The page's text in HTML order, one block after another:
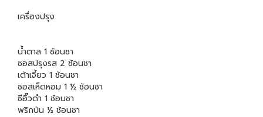
เครื่องปรุง
น้ำตาล 1 ช้อนชา
ซอสปรุงรส 2 ช้อนชา
เต้าเจี้ยว 1 ช้อนชา
ซอสเห็ดหอม 1 ½ ช้อนชา
ซีอิ๊วดำ 1 ช้อนชา
พริกป่น ½ ช้อนชา